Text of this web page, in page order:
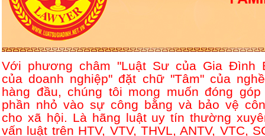
Với phương châm "Luật Sư của Gia Đình
của doanh nghiệp" đặt chữ "Tâm" của
hàng đầu, chúng tôi mong muốn đóng góp
phần nhỏ vào sự công bằng và bảo vệ
cho xã hội. Là hãng luật uy tín thường
vấn luật trên HTV, VTV, THVL, ANTV, VTC,